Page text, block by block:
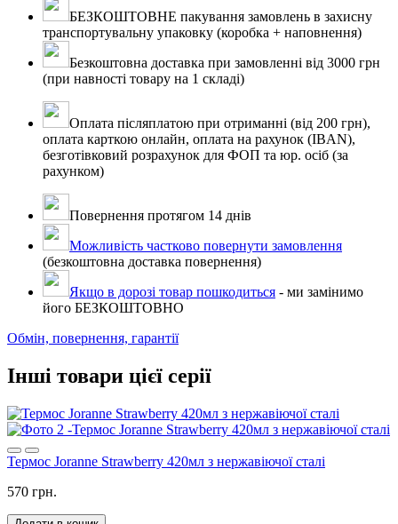
БЕЗКОШТОВНЕ пакування замовлень в захисну
транспортувальну упаковку (коробка + наповнення)
Безкоштовна доставка при замовленні від 3000 грн
(при навності товару на 1 складі)
Оплата післяплатою при отриманні (від 200 грн),
оплата карткою онлайн, оплата на рахунок (IBAN),
безготівковий розрахунок для ФОП та юр. осіб (за
рахунком)
Повернення протягом 14 днів
Можливість частково повернути замовлення
(безкоштовна доставка повернення)
Якщо в дорозі товар пошкодиться - ми замінимо
його БЕЗКОШТОВНО
Обмін, повернення, гарантії
Інші товари цієї серії
Термос Joranne Strawberry 420мл з нержавіючої сталі
570 грн.